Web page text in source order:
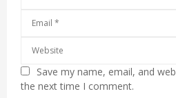
Save my name, email, and
the next time I comment.